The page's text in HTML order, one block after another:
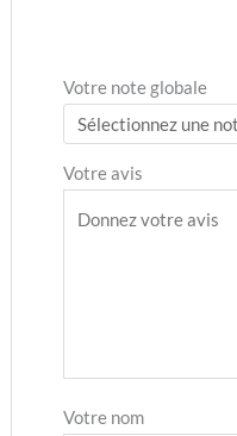
Votre note globale
Votre avis
Votre nom